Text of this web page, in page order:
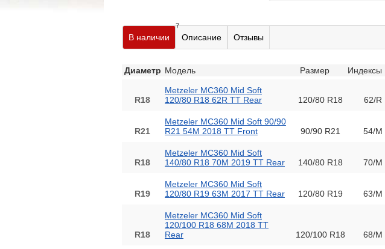
В наличии
7
Описание Отзывы
Диаметр Модель Размер Индексы
R18
Metzeler MC360 Mid Soft
120/80 R18 62R TT Rear
120/80 R18 62/R
R21
Metzeler MC360 Mid Soft 90/90
R21 54M 2018 TT Front
90/90 R21 54/M
R18
Metzeler MC360 Mid Soft
140/80 R18 70M 2019 TT Rear
140/80 R18 70/M
R19
Metzeler MC360 Mid Soft
120/80 R19 63M 2017 TT Rear
120/80 R19 63/M
R18
Metzeler MC360 Mid Soft
120/100 R18 68M 2018 TT
Rear
120/100 R18 68/M